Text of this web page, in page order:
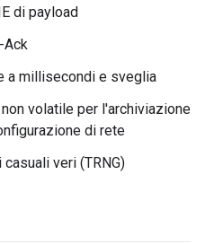
di payload
Ack
a millisecondi e sveglia
volatile per l'archiviazione
di rete
veri (TRNG)